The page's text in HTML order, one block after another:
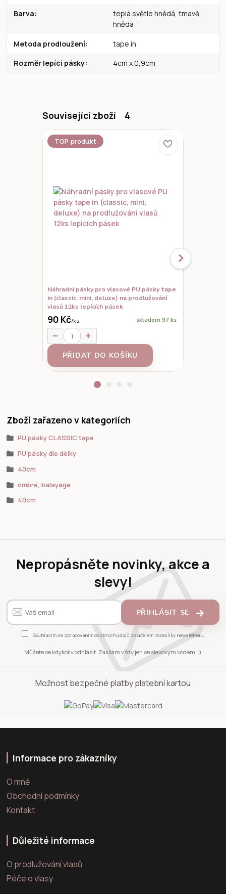
Barva
teplá světle hnědá, tmavě
hnědá
Metoda prodloužení tape in
Rozměr lepící pásky 4cm x 0,9cm
Související zboží 4
TOP produkt
Náhradní pásky pro vlasové PU pásky tape
in (classic, mini, deluxe) na prodlužování
vlasů 12ks lepících pásek
90 Kč/ks skladem 97 ks
PŘIDAT DO KOŠÍKU
Zboží zařazeno v kategoriích
PU pásky CLASSIC tape
PU pásky dle délky
40cm
ombré, balayage
40cm
Nepropásněte novinky, akce a
slevy!
PŘIHLÁSIT SE
Souhlasím se zpracováním osobních údajů za účelem rozesílky newsletteru.
Můžete se kdykoliv odhlásit. Zasílám vždy jen se slevovým kódem. :)
Možnost bezpečné platby platební kartou
Informace pro zákazníky
O mně
Obchodní podmínky
Kontakt
Důležité informace
O prodlužování vlasů
Péče o vlasy